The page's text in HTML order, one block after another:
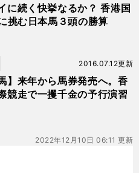
に続く快挙なるか？ 香港国
挑む日本馬３頭の勝算
馬】来年から馬券発売へ。香
競走で一攫千金の予行演習
2016.07.12更新
2022年12月10日 06:11 更新